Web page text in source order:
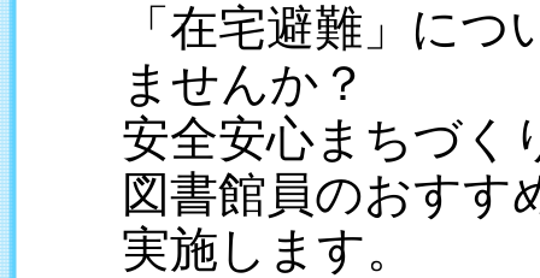
「在宅避難」に
ませんか？
安全安心まちづく
図書館員のおすす
実施します。